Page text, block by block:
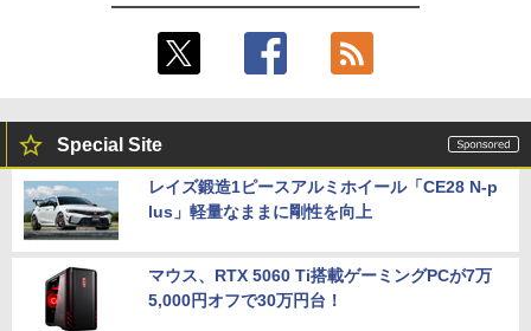
Special Site
レイズ鍛造1ピースアルミホイール「CE28 N-p
lus」軽量なままに剛性を向上
マウス、RTX 5060 Ti搭載ゲーミングPCが7万
5,000円オフで30万円台！